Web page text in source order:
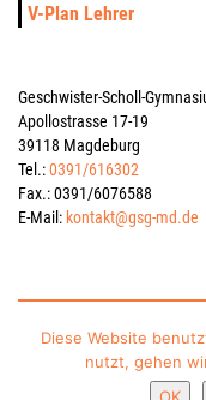
V-Plan Lehrer
Geschwister-Scholl-
Apollostrasse 17-19
39118 Magdeburg
Tel.:0391/616302
Fax.: 0391/6076588
E-Mail: kontakt@gsg-md.de
gesponsert vom Schulverein
Diese Website
nutzt, gehen